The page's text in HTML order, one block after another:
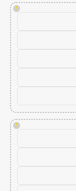
!
!